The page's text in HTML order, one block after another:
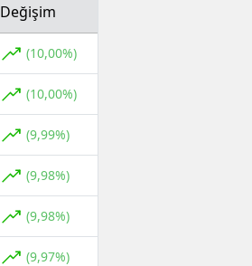
Değişim
(10,00%)
(10,00%)
(9,99%)
(9,98%)
(9,98%)
(9,97%)